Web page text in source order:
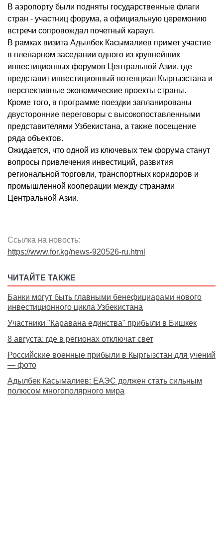
В аэропорту были подняты государственные флаги
стран - участниц форума, а официальную церемонию
встречи сопровождал почетный караул.
В рамках визита Адылбек Касымалиев примет участие
в пленарном заседании одного из крупнейших
инвестиционных форумов Центральной Азии, где
представит инвестиционный потенциал Кыргызстана и
перспективные экономические проекты страны.
Кроме того, в программе поездки запланированы
двусторонние переговоры с высокопоставленными
представителями Узбекистана, а также посещение
ряда объектов.
Ожидается, что одной из ключевых тем форума станут
вопросы привлечения инвестиций, развития
региональной торговли, транспортных коридоров и
промышленной кооперации между странами
Центральной Азии.
Ссылка на новость:
https://www.for.kg/news-920526-ru.html
ЧИТАЙТЕ ТАКЖЕ
Банки могут быть главными бенефициарами нового
инвестиционного цикла Узбекистана
Участники "Каравана единства" прибыли в Бишкек
8 августа: где в регионах отключат свет
Российские военные прибыли в Кыргызстан для учений
— фото
Адылбек Касымалиев: ЕАЭС должен стать сильным
полюсом многополярного мира